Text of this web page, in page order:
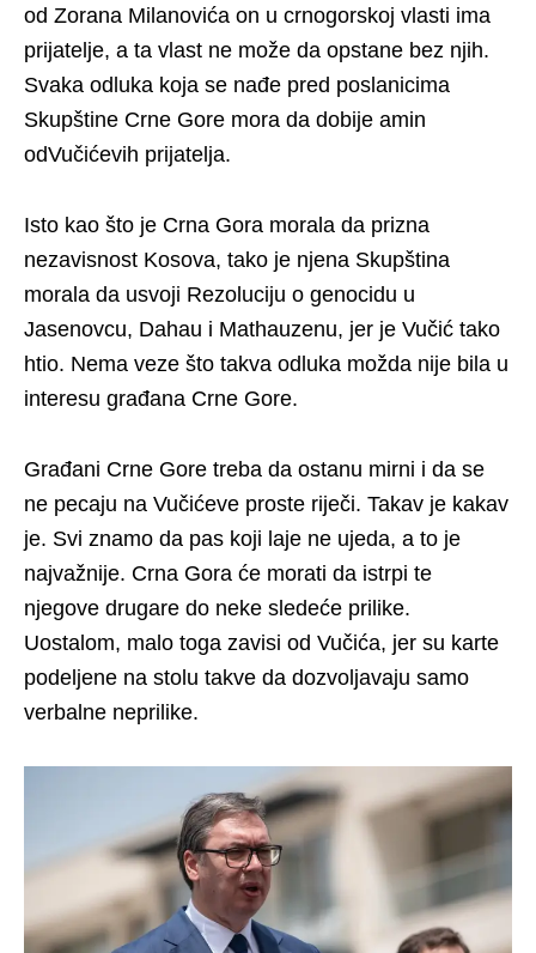
od Zorana Milanovića on u crnogorskoj vlasti ima
prijatelje, a ta vlast ne može da opstane bez njih.
Svaka odluka koja se nađe pred poslanicima
Skupštine Crne Gore mora da dobije amin
odVučićevih prijatelja.
Isto kao što je Crna Gora morala da prizna
nezavisnost Kosova, tako je njena Skupština
morala da usvoji Rezoluciju o genocidu u
Jasenovcu, Dahau i Mathauzenu, jer je Vučić tako
htio. Nema veze što takva odluka možda nije bila u
interesu građana Crne Gore.
Građani Crne Gore treba da ostanu mirni i da se
ne pecaju na Vučićeve proste riječi. Takav je kakav
je. Svi znamo da pas koji laje ne ujeda, a to je
najvažnije. Crna Gora će morati da istrpi te
njegove drugare do neke sledeće prilike.
Uostalom, malo toga zavisi od Vučića, jer su karte
podeljene na stolu takve da dozvoljavaju samo
verbalne neprilike.